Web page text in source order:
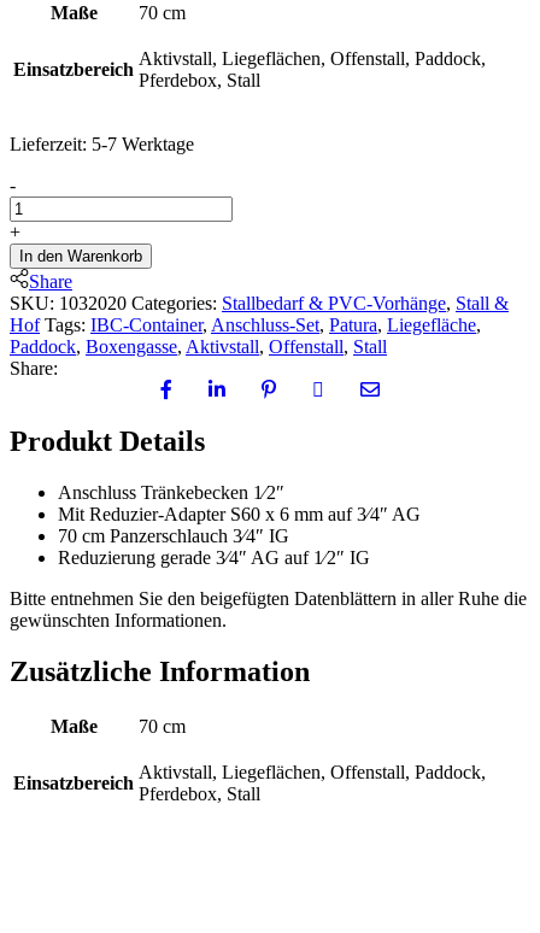
Maße 70 cm
Einsatzbereich
Aktivstall, Liegeflächen, Offenstall, Paddock,
Pferdebox, Stall
Lieferzeit: 5-7 Werktage
Anschluss-
Set
für
IBC-
Container
quantity
-
+
In den Warenkorb
Share
SKU: 1032020 Categories: Stallbedarf & PVC-Vorhänge, Stall &
Hof Tags: IBC-Container, Anschluss-Set, Patura, Liegefläche,
Paddock, Boxengasse, Aktivstall, Offenstall, Stall
Share:
Produkt Details
Anschluss Tränkebecken 1⁄2″
Mit Reduzier-Adapter S60 x 6 mm auf 3⁄4″ AG
70 cm Panzerschlauch 3⁄4″ IG
Reduzierung gerade 3⁄4″ AG auf 1⁄2″ IG
Bitte entnehmen Sie den beigefügten Datenblättern in aller Ruhe die
gewünschten Informationen.
Zusätzliche Information
Maße 70 cm
Einsatzbereich
Aktivstall, Liegeflächen, Offenstall, Paddock,
Pferdebox, Stall